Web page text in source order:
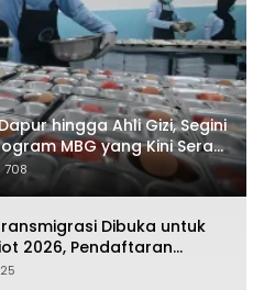
hingga Ahli Gizi, Segini
MBG yang Kini Serap
Kerja
708
Dibuka untuk
2026, Pendaftaran